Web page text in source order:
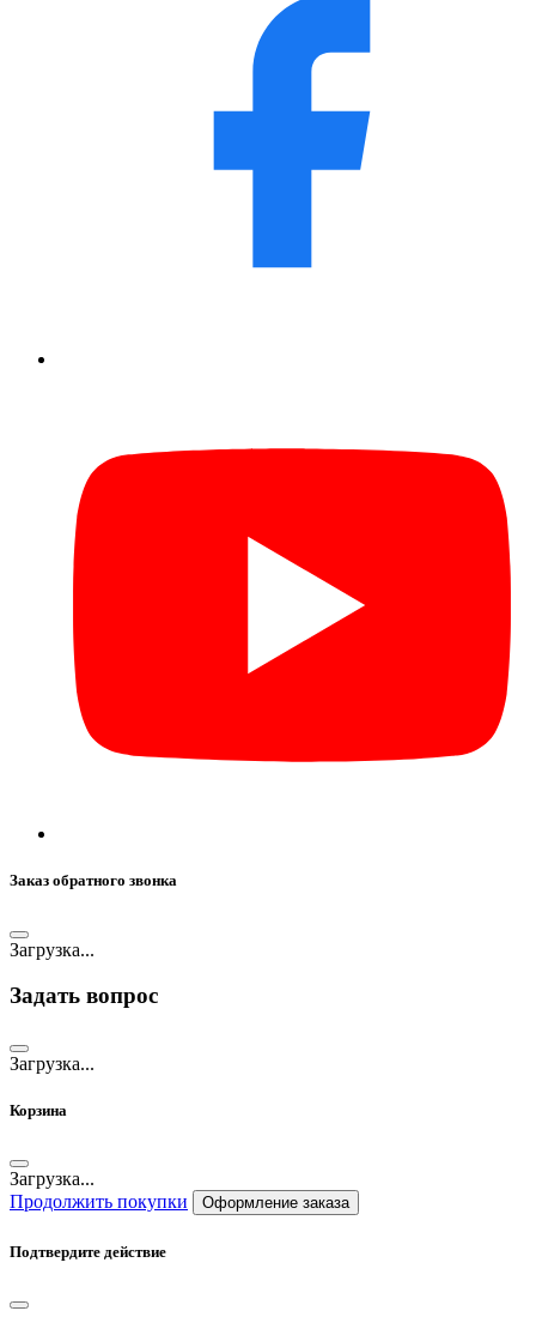
Заказ обратного звонка
Загрузка...
Задать вопрос
Загрузка...
Корзина
Загрузка...
Продолжить покупки
Оформление заказа
Подтвердите действие